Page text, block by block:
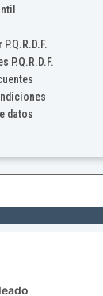
P.Q.R.D.F.
datos